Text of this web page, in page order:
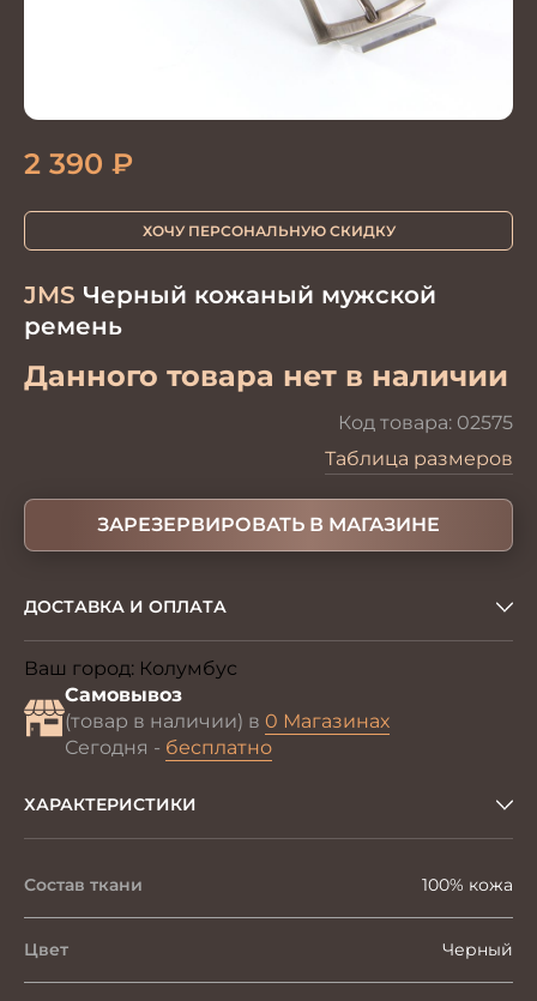
JMS Черный кожаный мужской
ремень
Данного товара нет в наличии
Код товара: 02575
2 390 ₽
ХОЧУ ПЕРСОНАЛЬНУЮ СКИДКУ
Таблица размеров
ЗАРЕЗЕРВИРОВАТЬ В МАГАЗИНЕ
ДОСТАВКА И ОПЛАТА
Ваш город: Колумбус
Самовывоз
(товар в наличии) в 0 Магазинах
Сегодня - бесплатно
ХАРАКТЕРИСТИКИ
Состав ткани 100% кожа
Цвет Черный